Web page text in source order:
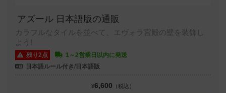
アズール 日本語版の通販
カラフルなタイルを並べて、エヴォラ宮殿の壁を装飾し
よう!
残り2点
1～2営業日以内に発送
日本語ルール付き/日本語版
¥6,600 （税込）